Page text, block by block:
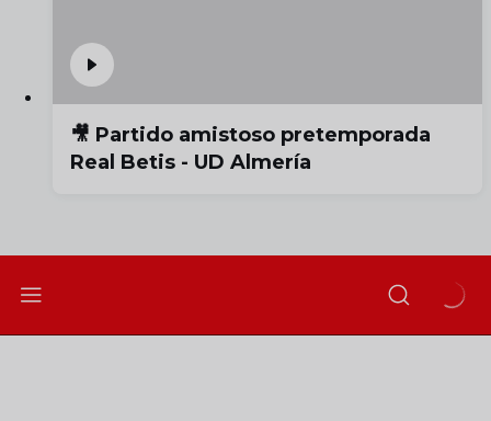
🎥 Partido amistoso pretemporada
Real Betis - UD Almería